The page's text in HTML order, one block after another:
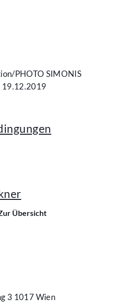
​PHOTO SIMONIS
19.12.2019
Übersicht
3 1017 Wien